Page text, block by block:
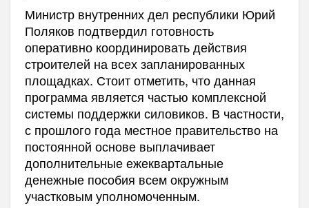
Министр внутренних дел республики Юрий
Поляков подтвердил готовность
оперативно координировать действия
строителей на всех запланированных
площадках. Стоит отметить, что данная
программа является частью комплексной
системы поддержки силовиков. В частности,
с прошлого года местное правительство на
постоянной основе выплачивает
дополнительные ежеквартальные
денежные пособия всем окружным
участковым уполномоченным.